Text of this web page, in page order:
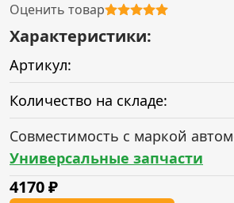
Оценить товар
Характеристики:
Артикул:
Количество на складе:
Совместимость с маркой
Универсальные запчасти
4170₽